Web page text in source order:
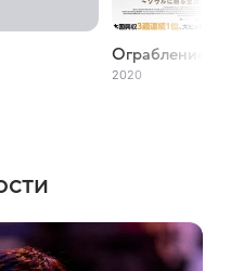
Ограбление
2020